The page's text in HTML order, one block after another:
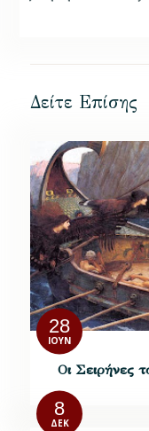
Δείτε Επίσης
28
ΙΟΎΝ
Οι Σειρήνες
8
ΔΕΚ